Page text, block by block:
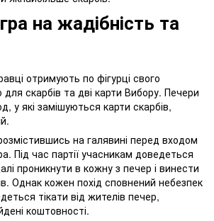
на жадібність та
отримують по фігурці свого
скарбів та дві карти Вибору. Печери
у які замішуються карти скарбів,
на галявині перед входом
Під час партії учасникам доведеться
проникнути в кожну з печер і винести
Однак кожен похід сповнений небезпек
тікати від жителів печер,
коштовності.